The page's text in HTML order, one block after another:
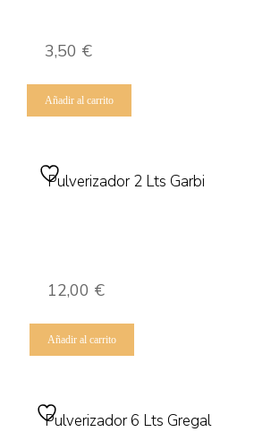
3,50 €
Añadir al carrito
Pulverizador 2 Lts Garbi
12,00 €
Añadir al carrito
Pulverizador 6 Lts Gregal